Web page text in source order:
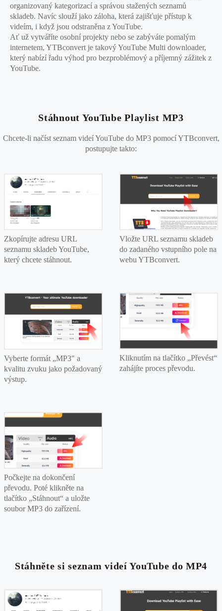
organizovaný kategorizací a správou stažených seznamů
skladeb. Navíc slouží jako záloha, která zajišťuje přístup k
videím, i když jsou odstraněna z YouTube.
Ať už vytváříte osobní projekty nebo se zabýváte pomalým
internetem, YTBconvert je takový YouTube Multi downloader,
který nabízí řadu výhod pro bezproblémový a příjemný zážitek z
YouTube.
Stáhnout YouTube Playlist MP3
Chcete-li načíst seznam videí YouTube do MP3 pomocí YTBconvert,
postupujte takto:
Zkopírujte adresu URL
seznamu skladeb YouTube,
který chcete stáhnout.
Vložte URL seznamu skladeb
do zadaného vstupního pole na
webu YTBconvert.
Vyberte formát „MP3" a
kvalitu zvuku jako požadovaný
výstup.
Kliknutím na tlačítko „Převést“
zahájíte proces převodu.
Počkejte na dokončení
převodu. Poté klikněte na
tlačítko „Stáhnout“ a uložte
soubor MP3 do zařízení.
Stáhněte si seznam videí YouTube do MP4